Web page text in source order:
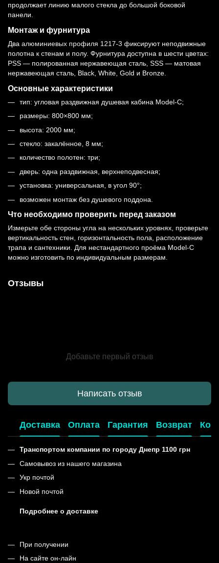
продолжает линию малого стекла до большой боковой
панели.
Монтаж и фурнитура
Два алюминиевых профиля 1217-3 фиксируют неподвижные
полотна к стенам и полу. Фурнитура доступна в шести цветах:
PSS — полированная нержавеющая сталь, SSS — матовая
нержавеющая сталь, Black, White, Gold и Bronze.
Основные характеристики
тип: угловая раздвижная душевая кабина Model-C;
размеры: 800×800 мм;
высота: 2000 мм;
стекло: закалённое, 8 мм;
количество полотен: три;
дверь: одна раздвижная, верхнеподвесная;
установка: универсальная, в угол 90°;
возможен монтаж без душевого поддона.
Что необходимо проверить перед заказом
Измерьте обе стороны угла на нескольких уровнях, проверьте
вертикальность стен, горизонтальность пола, расположение
трапа и сантехники. Для нестандартного проёма Model-C
можно изготовить по индивидуальным размерам.
Отзывы
Добавьте первый отзыв
Написать отзыв
Доставка Оплата Гарантия Возврат
Транспортом компании по городу Днепр 1100 грн
Самовывоз из нашего магазина
Укр почтой
Новой почтой
Подробнее о доставке
При получении
На сайте он-лайн